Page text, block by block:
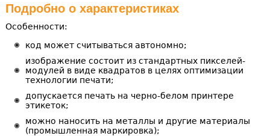
Подробно о характеристиках
Особенности:
код может считываться автономно;
изображение состоит из стандартных пикселей-
модулей в виде квадратов в целях оптимизации
технологии печати;
допускается печать на черно-белом принтере
этикеток;
можно наносить на металлы и другие материалы
(промышленная маркировка);